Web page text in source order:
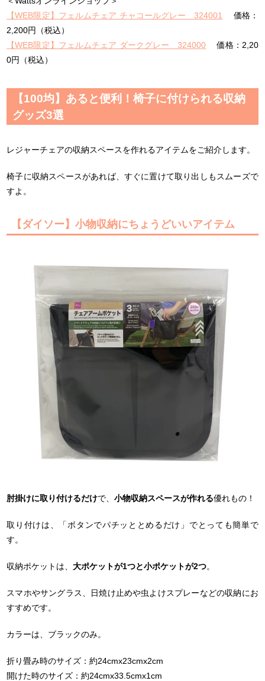
【WEB限定】フェルムチェア チャコールグレー 324001 価格：
2,200円（税込）
【WEB限定】フェルムチェア ダークグレー 324000 価格：2,20
0円（税込）
【100均】あると便利！椅子に付けられる収納
グッズ3選
レジャーチェアの収納スペースを作れるアイテムをご紹介します。
椅子に収納スペースがあれば、すぐに置けて取り出しもスムーズで
すよ。
【ダイソー】小物収納にちょうどいいアイテム
肘掛けに取り付けるだけで、小物収納スペースが作れる優れもの！
取り付けは、「ボタンでパチッととめるだけ」でとっても簡単で
す。
収納ポケットは、大ポケットが1つと小ポケットが2つ。
スマホやサングラス、日焼け止めや虫よけスプレーなどの収納にお
すすめです。
カラーは、ブラックのみ。
折り畳み時のサイズ：約24cmx23cmx2cm
開けた時のサイズ：約24cmx33.5cmx1cm